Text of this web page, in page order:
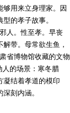
够用来立身理家。因
的孝子故事。
人。性至孝。早丧
带。母常欲生鱼，
省博物馆收藏的文物
人的场景：寒冬腊
凝结着孝道的模印
刻内涵。